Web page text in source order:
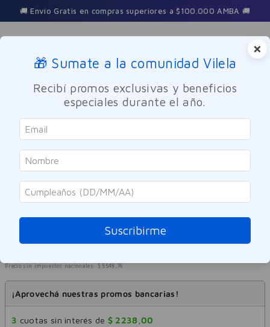
AMBA 🚚 3 Cuotas sin interés en toda la
Buscar
Cuidado Personal Cuidado del Cabello Shampoo
Elvive
Shampoo Color Vive 400ml
Referencia
6714,00 $ 11.190
Precio sin impuestos nacionales: $ 5548 , 76
¡Aprovechá nuestras promos bancarias!
3 cuotas sin interés de $ 2238 ,00
×
🎁 Sumate a la comunidad Vilela
Recibí promos exclusivas y beneficios
especiales durante el año.
Suscribirme